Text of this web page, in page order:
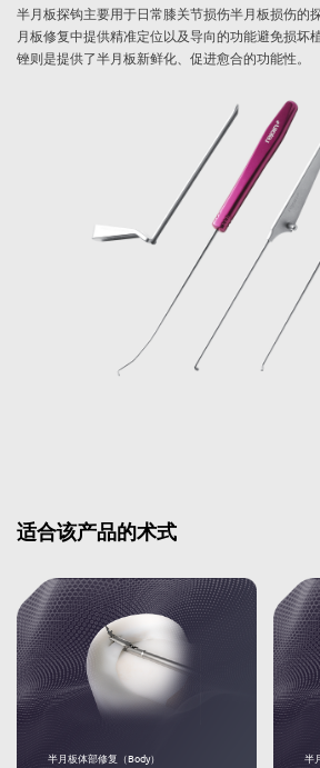
半月板探钩主要用于日常膝关节损伤半月板损伤的
月板修复中提供精准定位以及导向的功能避免损坏
锉则是提供了半月板新鲜化、促进愈合的功能性。
适合该产品的术式
半月板体部修复（Body） 半